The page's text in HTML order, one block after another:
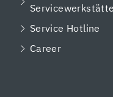
Service Hotline
Career